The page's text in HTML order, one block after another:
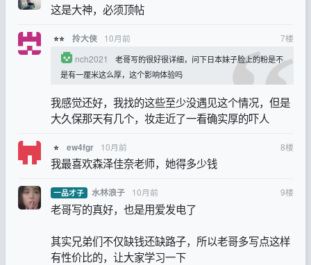
这是大神，必须顶帖
⭐⭐ 拎大侠 10月前 7楼
nch2021
老哥写的很好很详细，问下日本妹子脸上的粉是不
是有一厘米这么厚，这个影响体验吗
我感觉还好，我找的这些至少没遇见这个情况，但是
大久保那天有几个，妆走近了一看确实厚的吓人
⭐ ew4fgr 10月前 8楼
我最喜欢森泽佳奈老师，她得多少钱
一品才子 水林浪子 10月前 9楼
老哥写的真好，也是用爱发电了
其实兄弟们不仅缺钱还缺路子，所以老哥多写点这样
有性价比的，让大家学习一下